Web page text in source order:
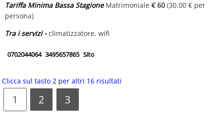
Tariffa Minima Bassa StagioneMatrimoniale € 60 (30.00 € per
persona)
Tra i servizi -climatizzatore, wifi
0702044064 3495657865 Sito
Clicca sul tasto 2 per altri 16 risultati
1 2 3